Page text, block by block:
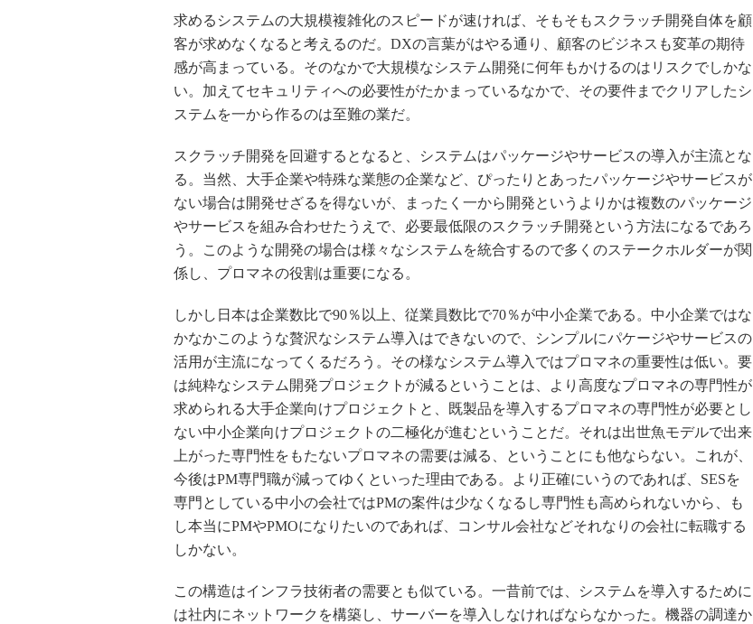
求めるシステムの大規模複雑化のスピードが速ければ、そもそもスクラッチ開発自体を顧
客が求めなくなると考えるのだ。DXの言葉がはやる通り、顧客のビジネスも変革の期待
感が高まっている。そのなかで大規模なシステム開発に何年もかけるのはリスクでしかな
い。加えてセキュリティへの必要性がたかまっているなかで、その要件までクリアしたシ
ステムを一から作るのは至難の業だ。
スクラッチ開発を回避するとなると、システムはパッケージやサービスの導入が主流とな
る。当然、大手企業や特殊な業態の企業など、ぴったりとあったパッケージやサービスが
ない場合は開発せざるを得ないが、まったく一から開発というよりかは複数のパッケージ
やサービスを組み合わせたうえで、必要最低限のスクラッチ開発という方法になるであろ
う。このような開発の場合は様々なシステムを統合するので多くのステークホルダーが関
係し、プロマネの役割は重要になる。
しかし日本は企業数比で90％以上、従業員数比で70％が中小企業である。中小企業ではな
かなかこのような贅沢なシステム導入はできないので、シンプルにパケージやサービスの
活用が主流になってくるだろう。その様なシステム導入ではプロマネの重要性は低い。要
は純粋なシステム開発プロジェクトが減るということは、より高度なプロマネの専門性が
求められる大手企業向けプロジェクトと、既製品を導入するプロマネの専門性が必要とし
ない中小企業向けプロジェクトの二極化が進むということだ。それは出世魚モデルで出来
上がった専門性をもたないプロマネの需要は減る、ということにも他ならない。これが、
今後はPM専門職が減ってゆくといった理由である。より正確にいうのであれば、SESを
専門としている中小の会社ではPMの案件は少なくなるし専門性も高められないから、も
し本当にPMやPMOになりたいのであれば、コンサル会社などそれなりの会社に転職する
しかない。
この構造はインフラ技術者の需要とも似ている。一昔前では、システムを導入するために
は社内にネットワークを構築し、サーバーを導入しなければならなかった。機器の調達か